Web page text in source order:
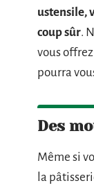
ustensile,
coup sûr.
vous
pourra
Des
Même si
la